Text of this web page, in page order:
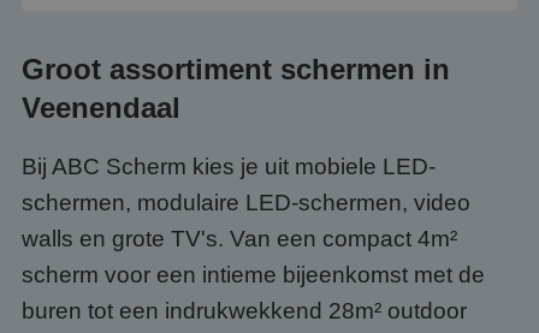
Groot assortiment schermen in
Veenendaal
Bij ABC Scherm kies je uit mobiele LED-
schermen, modulaire LED-schermen, video
walls en grote TV's. Van een compact 4m²
scherm voor een intieme bijeenkomst met de
buren tot een indrukwekkend 28m² outdoor